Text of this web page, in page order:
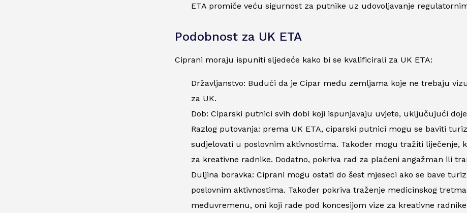
ETA promiče veću sigurnost za putnike uz udovoljavanje
Podobnost za UK ETA
Ciprani moraju ispuniti sljedeće kako bi se kvalificirali za UK ETA:
Državljanstvo: Budući da je Cipar među zemljama koje ne trebaju
za UK.
Dob: Ciparski putnici svih dobi koji ispunjavaju uvjete, uključujući
Razlog putovanja: prema UK ETA, ciparski putnici mogu se baviti
sudjelovati u poslovnim aktivnostima. Također mogu tražiti liječenje,
za kreativne radnike. Dodatno, pokriva rad za plaćeni angažman ili
Duljina boravka: Ciprani mogu ostati do šest mjeseci ako se bave
poslovnim aktivnostima. Također pokriva traženje medicinskog
međuvremenu, oni koji rade pod koncesijom vize za kreativne